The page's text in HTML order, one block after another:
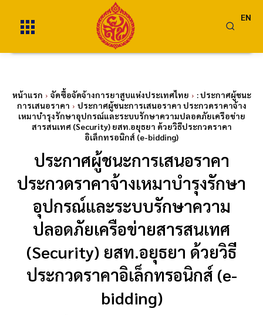
EN
หน้าแรก จัดซื้อจัดจ้างการยาสูบแห่งประเทศไทย
: ประกาศผู้ชนะ
การเสนอราคา
ประกาศผู้ชนะการเสนอราคา ประกวดราคาจ้าง
เหมาบำรุงรักษาอุปกรณ์และระบบรักษาความปลอดภัยเครือข่าย
สารสนเทศ (Security) ยสท.อยุธยา ด้วยวิธีประกวดราคา
อิเล็กทรอนิกส์ (e-bidding)
ประกาศผู้ชนะการเสนอราคา
ประกวดราคาจ้างเหมาบำรุงรักษา
อุปกรณ์และระบบรักษาความ
ปลอดภัยเครือข่ายสารสนเทศ
(Security) ยสท.อยุธยา ด้วยวิธี
ประกวดราคาอิเล็กทรอนิกส์ (e-
bidding)